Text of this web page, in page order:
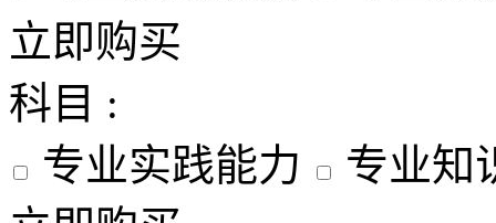
立即购买
科目 :
专业实践能力
专业知